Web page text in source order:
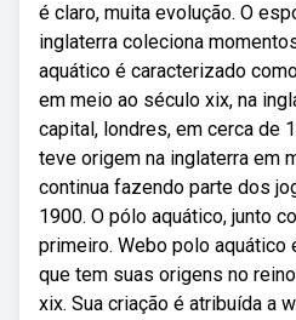
é claro, muita evolução. O
inglaterra coleciona
aquático é caracterizado
em meio ao século xix, na
capital, londres, em cerca de
teve origem na inglaterra em
continua fazendo parte dos
1900. O pólo aquático, junto
primeiro. Webo polo
que tem suas origens no
xix. Sua criação é atribuída a